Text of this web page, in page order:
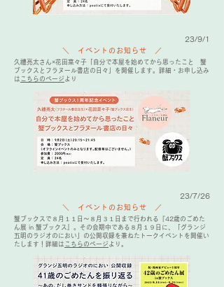
23/9/1
＼ イベントのお知らせ ／
久禮亮太さん×花田菜々子「自分で本屋を始めてから思ったこと 蟹
ブックスとフラヌール書店の日々」を開催します。詳細・お申し込み
は こちらのページ より
23/7/26
＼ イベントのお知らせ ／
蟹ブックスで８月１１日～８月３１日まで行われる『42歳のごめた
ん展 in 蟹ブックス』。その会期中である８月１９日に、「グランジ
五明のラジオのにおい」の公開収録を兼ねたトークイベントを開催い
たします！詳細は こちらのページ より。